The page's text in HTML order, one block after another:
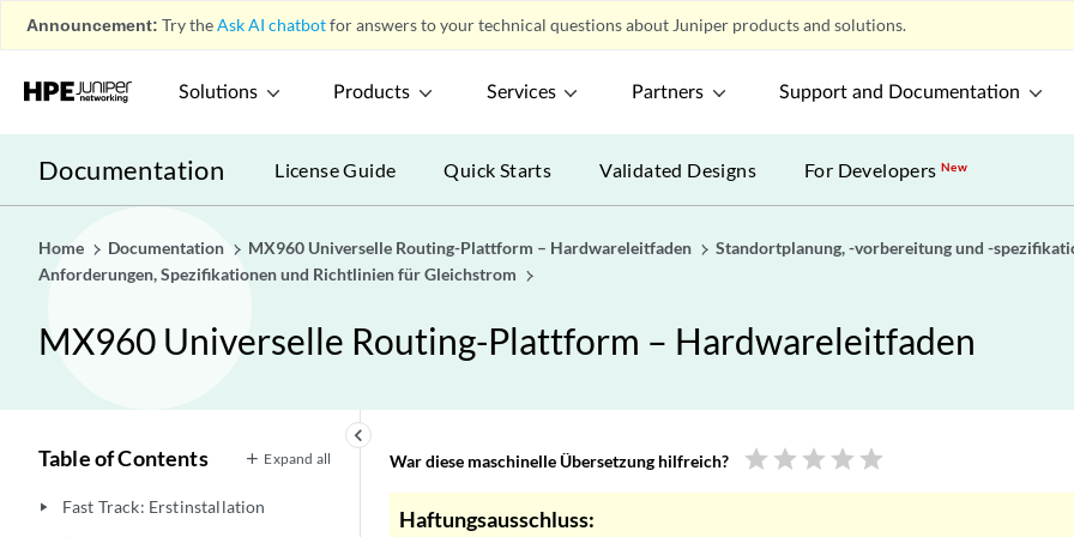
Announcement: Try theAsk AI chatbotfor answers to your technical questions about Juniper products and solutions.
Solutions Products Services Partners Support and Documentation
Documentation License Guide Quick Starts Validated Designs For DevelopersNew
Home Documentation MX960 Universelle Routing-Plattform – Hardwareleitfaden
Standortplanung, -vorbereitung und -
Anforderungen, Spezifikationen und Richtlinien für Gleichstrom
MX960 Universelle Routing-Plattform – Hardwareleitfaden
keyboard_arrow_left
Table of Contents Expand all
play_arrow Fast Track: Erstinstallation
War diese maschinelle Übersetzung hilfreich? star star star star star
Haftungsausschluss: